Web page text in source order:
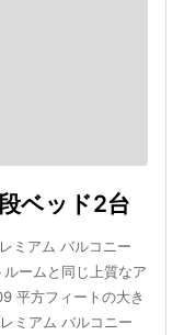
ベッド2台
ミアム バルコニー
ームと同じ上質なア
平方フィートの大き
ミアム バルコニー